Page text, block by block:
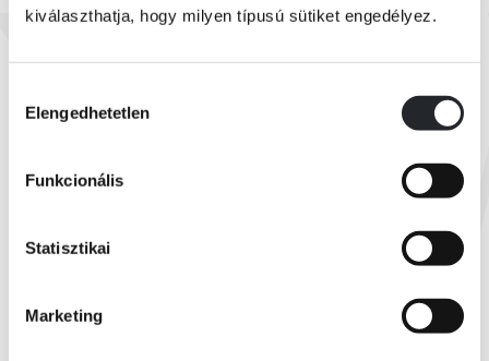
kiválaszthatja, hogy milyen típusú sütiket engedélyez.
kiválasztása
Elengedhetetlen
Funkcionális
Statisztikai
Marketing
nincs készleten